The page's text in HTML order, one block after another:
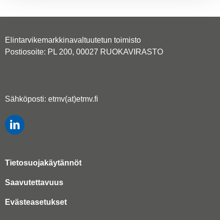
Elintarvikemarkkinavaltuutetun toimisto
Postiosoite: PL 200, 00027 RUOKAVIRASTO
Sähköposti: etmv(at)etmv.fi
Tietosuojakäytännöt
Saavutettavuus
Evästeasetukset